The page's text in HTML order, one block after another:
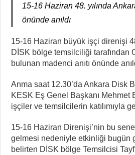
15-16 Haziran 48. yılında
önünde anıldı
15-16 Haziran büyük işçi direnişi
DİSK bölge temsilciliği tarafından
bulunan madenci anıtı önünde
Anma saat 12.30’da Ankara Disk
KESK Eş Genel Başkanı Mehmet
işçiler ve temsilcilerin katılımıyla
15-16 Haziran Direnişi’nin bu
gelmesi nedeniyle etkinliği bugün
belirten DİSK bölge Temsilcisi